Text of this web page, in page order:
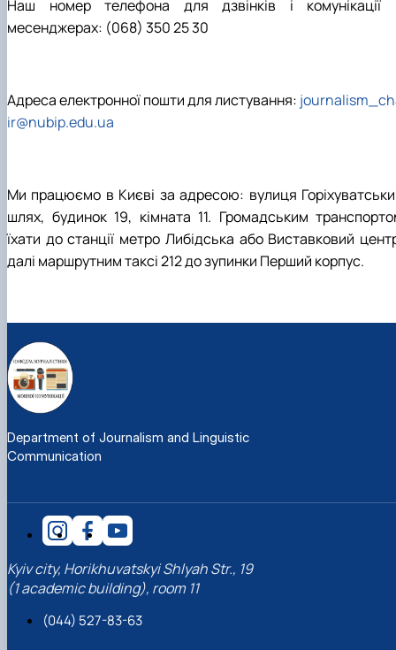
Наш номер телефона для дзвінків і комунікації
месенджерах: (068) 350 25 30
Адреса електронної пошти для листування:
ir@nubip.edu.ua
Ми працюємо в Києві за адресою: вулиця
шлях, будинок 19, кімната 11. Громадським
їхати до станції метро Либідська або Виставковий
далі маршрутним таксі 212 до зупинки Перший корпус.
Department of Journalism and Linguistic
Communication
Kyiv city, Horikhuvatskyi Shlyah Str., 19
(1 academic building), room 11
(044) 527-83-63